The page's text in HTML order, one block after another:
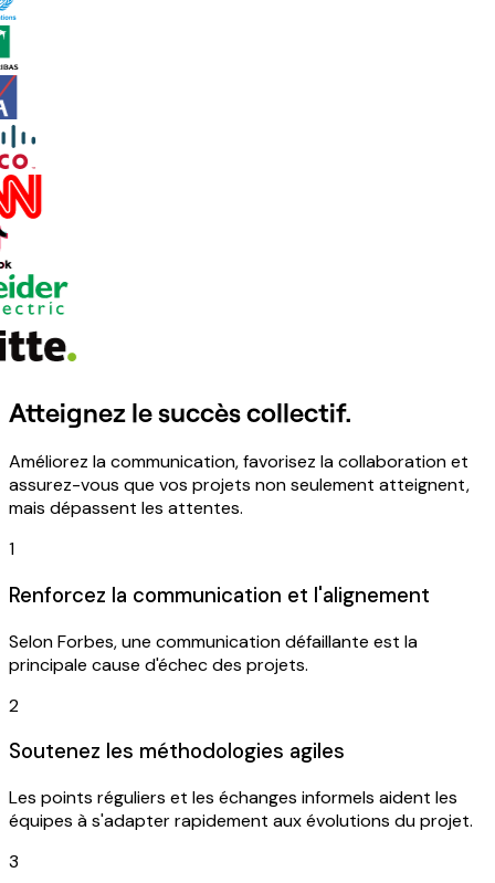
Atteignez le succès collectif.
Améliorez la communication, favorisez la collaboration et
assurez-vous que vos projets non seulement atteignent,
mais dépassent les attentes.
1
Renforcez la communication et l'alignement
Selon Forbes, une communication défaillante est la
principale cause d'échec des projets.
2
Soutenez les méthodologies agiles
Les points réguliers et les échanges informels aident les
équipes à s'adapter rapidement aux évolutions du projet.
3